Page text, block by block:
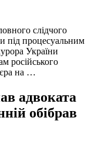
слідчого
під процесуальним
України
російського
на …
адвоката
обібрав